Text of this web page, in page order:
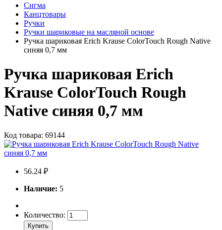
Сигма
Канцтовары
Ручки
Ручки шариковые на масляной основе
Ручка шариковая Erich Krause ColorTouch Rough Native
синяя 0,7 мм
Ручка шариковая Erich
Krause ColorTouch Rough
Native синяя 0,7 мм
Код товара: 69144
56.24 ₽
Наличие: 5
Количество:
Купить